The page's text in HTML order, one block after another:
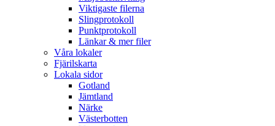
Viktigaste filerna
Slingprotokoll
Punktprotokoll
Länkar & mer filer
Våra lokaler
Fjärilskarta
Lokala sidor
Gotland
Jämtland
Närke
Västerbotten